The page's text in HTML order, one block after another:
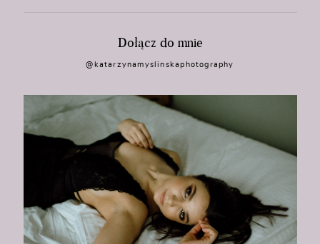
Dołącz do mnie
@katarzynamyslinskaphotography